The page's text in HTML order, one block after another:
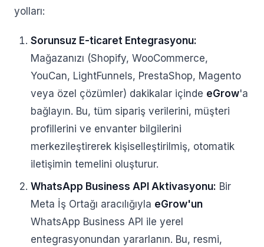
yolları:
Sorunsuz E-ticaret Entegrasyonu:
Mağazanızı (Shopify, WooCommerce,
YouCan, LightFunnels, PrestaShop, Magento
veya özel çözümler) dakikalar içinde eGrow'a
bağlayın. Bu, tüm sipariş verilerini, müşteri
profillerini ve envanter bilgilerini
merkezileştirerek kişiselleştirilmiş, otomatik
iletişimin temelini oluşturur.
WhatsApp Business API Aktivasyonu: Bir
Meta İş Ortağı aracılığıyla eGrow'un
WhatsApp Business API ile yerel
entegrasyonundan yararlanın. Bu, resmi,